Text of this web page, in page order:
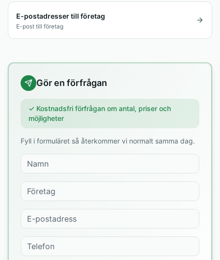
E-postadresser till företag
E-post till företag
Gör en förfrågan
✓ Kostnadsfri förfrågan om antal, priser och
möjligheter
Fyll i formuläret så återkommer vi normalt samma dag.